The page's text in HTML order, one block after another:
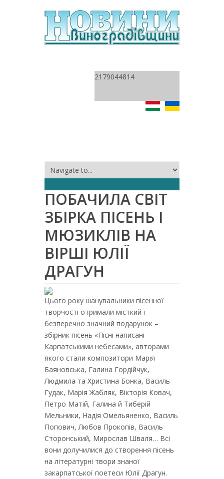
2179044814
ПОБАЧИЛА СВІТ
ЗБІРКА ПІСЕНЬ І
МЮЗИКЛІВ НА
ВІРШІ ЮЛІЇ
ДРАГУН
Цього року шанувальники пісенної
творчості отримали місткий і
безперечно значний подарунок –
збірник пісень «Пісні написані
Карпатськими небесами», авторами
якого стали композитори Марія
Баяновська, Галина Гордійчук,
Людмила та Христина Бонка, Василь
Гудак, Марія Жабляк, Вікторія Ковач,
Петро Матій, Галина й Тиберій
Мельники, Надія Омельяненко, Василь
Попович, Любов Прокопів, Василь
Сторонський, Мирослав Шваля… Всі
вони долучилися до створення пісень
на літературні твори знаної
закарпатської поетеси Юлії Драгун.